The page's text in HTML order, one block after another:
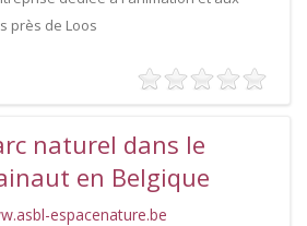
près de Loos
naturel dans le
en Belgique
espacenature.be